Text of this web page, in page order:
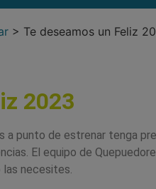
> Te deseamos un Feliz
2023
a punto de estrenar tenga
El equipo de
necesites.